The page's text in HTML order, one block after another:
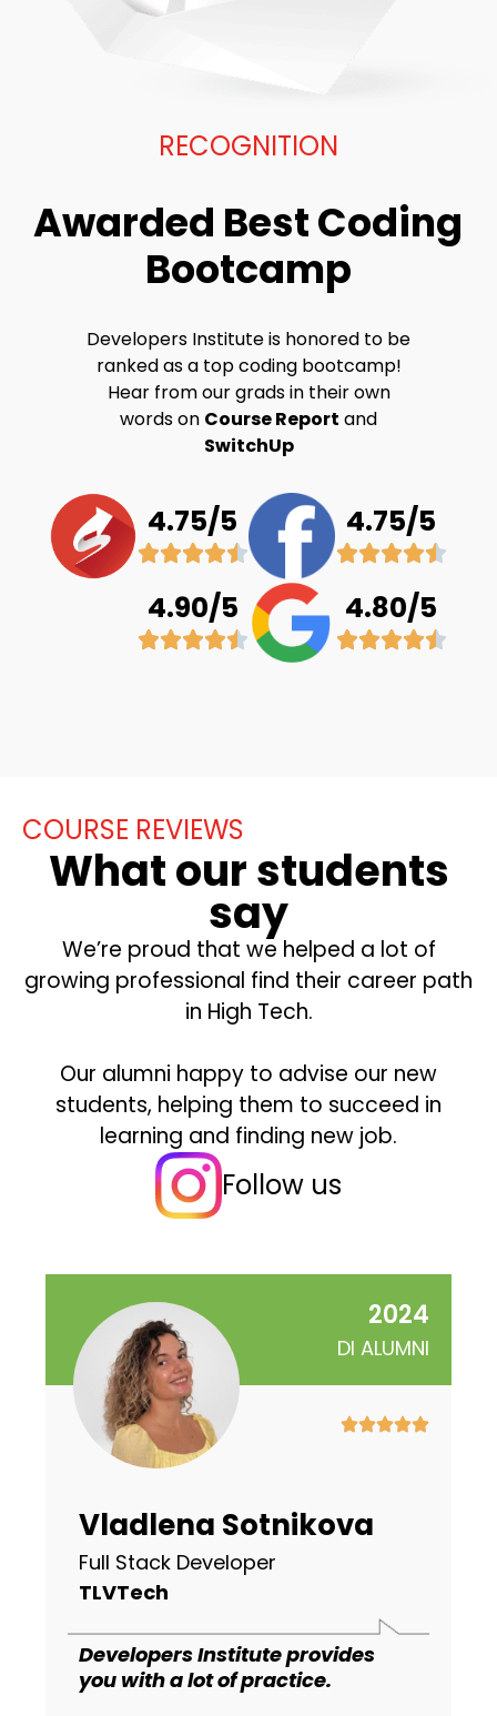
RECOGNITION
Awarded Best Coding
Bootcamp
Developers Institute is honored to be
ranked as a top coding bootcamp!
Hear from our grads in their own
words on Course Report and
SwitchUp
4.75/5 4.75/5
4.90/5 4.80/5
COURSE REVIEWS
What our students
say
We’re proud that we helped a lot of
growing professional find their career path
in High Tech.
Our alumni happy to advise our new
students, helping them to succeed in
learning and finding new job.
Follow us
2024
DI ALUMNI
Vladlena Sotnikova
Full Stack Developer
TLVTech
Developers Institute provides
you with a lot of practice.